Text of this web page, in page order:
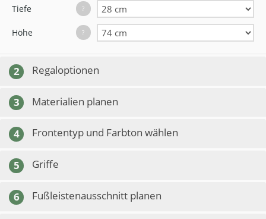
Tiefe ?
Höhe ?
2 Regaloptionen
3 Materialien planen
4 Frontentyp und Farbton wählen
5 Griffe
6 Fußleistenausschnitt planen